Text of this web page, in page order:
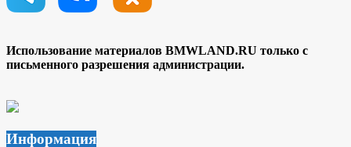
Использование материалов BMWLAND.RU только с
письменного разрешения администрации.
Информация